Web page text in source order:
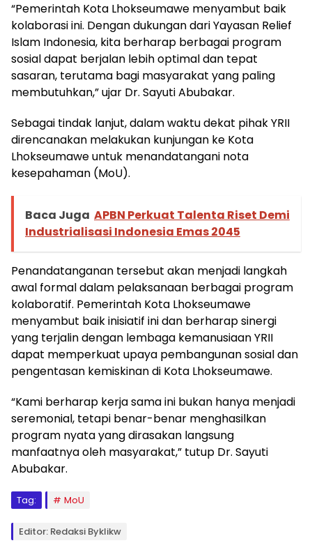
“Pemerintah Kota Lhokseumawe menyambut baik
kolaborasi ini. Dengan dukungan dari Yayasan Relief
Islam Indonesia, kita berharap berbagai program
sosial dapat berjalan lebih optimal dan tepat
sasaran, terutama bagi masyarakat yang paling
membutuhkan,” ujar Dr. Sayuti Abubakar.
Sebagai tindak lanjut, dalam waktu dekat pihak YRII
direncanakan melakukan kunjungan ke Kota
Lhokseumawe untuk menandatangani nota
kesepahaman (MoU).
Baca Juga APBN Perkuat Talenta Riset Demi
Industrialisasi Indonesia Emas 2045
Penandatanganan tersebut akan menjadi langkah
awal formal dalam pelaksanaan berbagai program
kolaboratif. Pemerintah Kota Lhokseumawe
menyambut baik inisiatif ini dan berharap sinergi
yang terjalin dengan lembaga kemanusiaan YRII
dapat memperkuat upaya pembangunan sosial dan
pengentasan kemiskinan di Kota Lhokseumawe.
“Kami berharap kerja sama ini bukan hanya menjadi
seremonial, tetapi benar-benar menghasilkan
program nyata yang dirasakan langsung
manfaatnya oleh masyarakat,” tutup Dr. Sayuti
Abubakar.
Tag: MoU
Editor: Redaksi Byklikw